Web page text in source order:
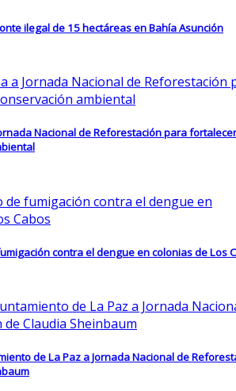
ilegal de 15 hectáreas en Bahía Asunción
Nacional de Reforestación para
contra el dengue en colonias de Los
de La Paz a Jornada Nacional de